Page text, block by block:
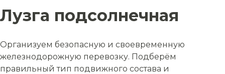
Лузга подсолнечная
Организуем безопасную и своевременную
железнодорожную перевозку. Подберём
правильный тип подвижного состава и